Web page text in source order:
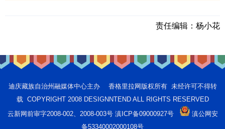
责任编辑： 杨小花
迪庆藏族自治州融媒体中心主办 香格里拉网版权所有 未经许可不得转
载 COPYRIGHT 2008 DESIGNNTEND ALL RIGHTS RESERVED
云新网前审字2008-002、2008-003号 滇ICP备09000927号
滇公网安
备53340002000108号